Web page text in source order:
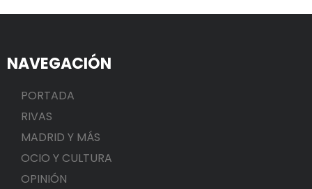
NAVEGACIÓN
PORTADA
RIVAS
MADRID Y MÁS
OCIO Y CULTURA
OPINIÓN